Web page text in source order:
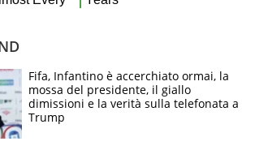
Fifa, Infantino è accerchiato ormai, la
mossa del presidente, il giallo
dimissioni e la verità sulla telefonata a
Trump